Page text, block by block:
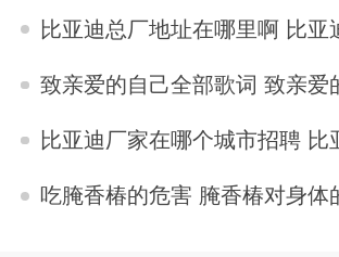
比亚迪总厂地址在哪里啊 比亚迪总
致亲爱的自己全部歌词 致亲爱
比亚迪厂家在哪个城市招聘 比亚迪厂
吃腌香椿的危害 腌香椿对身体